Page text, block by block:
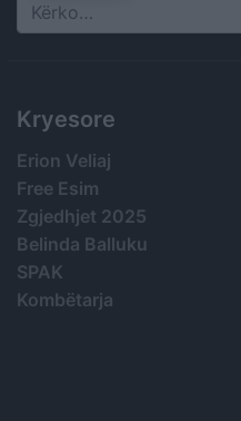
Search
Kryesore
Erion Veliaj
Free Esim
Zgjedhjet 2025
Belinda Balluku
SPAK
Kombëtarja